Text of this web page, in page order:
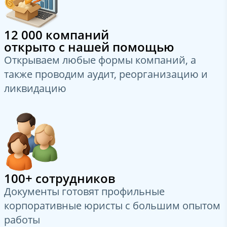
12 000 компаний
открыто с нашей помощью
Открываем любые формы компаний, а
также проводим аудит, реорганизацию и
ликвидацию
100+ сотрудников
Документы готовят профильные
корпоративные юристы с большим опытом
работы